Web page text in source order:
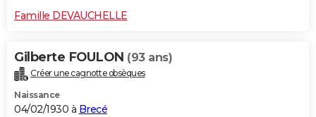
Famille DEVAUCHELLE
Gilberte FOULON (93 ans)
Créer une cagnotte obsèques
Naissance
04/02/1930 à Brecé